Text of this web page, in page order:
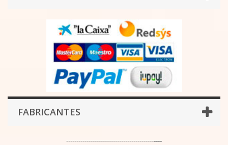
FABRICANTES
-----------------------------------------------